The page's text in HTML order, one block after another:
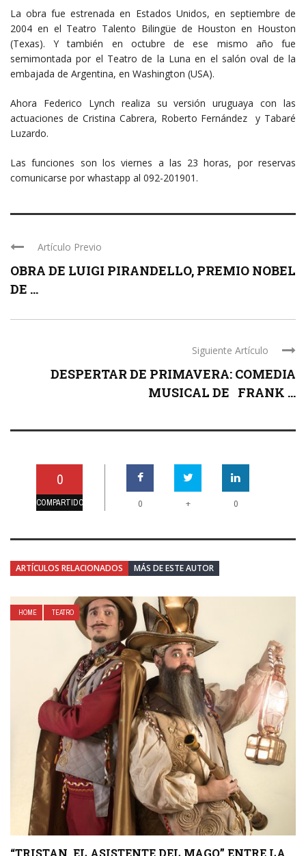
La obra fue estrenada en Estados Unidos, en septiembre de
2004 en el Teatro Talento Bilingüe de Houston en Houston
(Texas). Y también en octubre de ese mismo año fue
semimontada por el Teatro de la Luna en el salón oval de la
embajada de Argentina, en Washington (USA).
Ahora Federico Lynch realiza su versión uruguaya con las
actuaciones de Cristina Cabrera, Roberto Fernández y Tabaré
Luzardo.
Las funciones son los viernes a las 23 horas, por reservas
comunicarse por whastapp al 092-201901.
Artículo Previo
OBRA DE LUIGI PIRANDELLO, PREMIO NOBEL
DE ...
Siguiente Artículo
DESPERTAR DE PRIMAVERA: COMEDIA
MUSICAL DE FRANK ...
0
COMPARTIDO 0 + 0
ARTÍCULOS RELACIONADOS MÁS DE ESTE AUTOR
HOME TEATRO
“TRISTAN, EL ASISTENTE DEL MAGO” ENTRE LA